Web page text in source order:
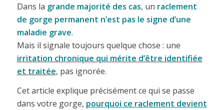
Dans la grande majorité des cas, un raclement
de gorge permanent n’est pas le signe d’une
maladie grave.
Mais il signale toujours quelque chose : une
irritation chronique qui mérite d’être identifiée
et traitée, pas ignorée.
Cet article explique précisément ce qui se passe
dans votre gorge, pourquoi ce raclement devient